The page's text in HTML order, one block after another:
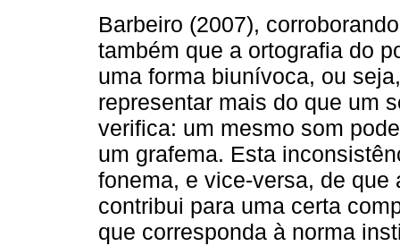
Barbeiro (2007),
também que a ortografia do
uma forma biunívoca, ou
representar mais do que um
verifica: um mesmo som
um grafema. Esta
fonema, e vice-versa, de
contribui para uma certa
que corresponda à norma